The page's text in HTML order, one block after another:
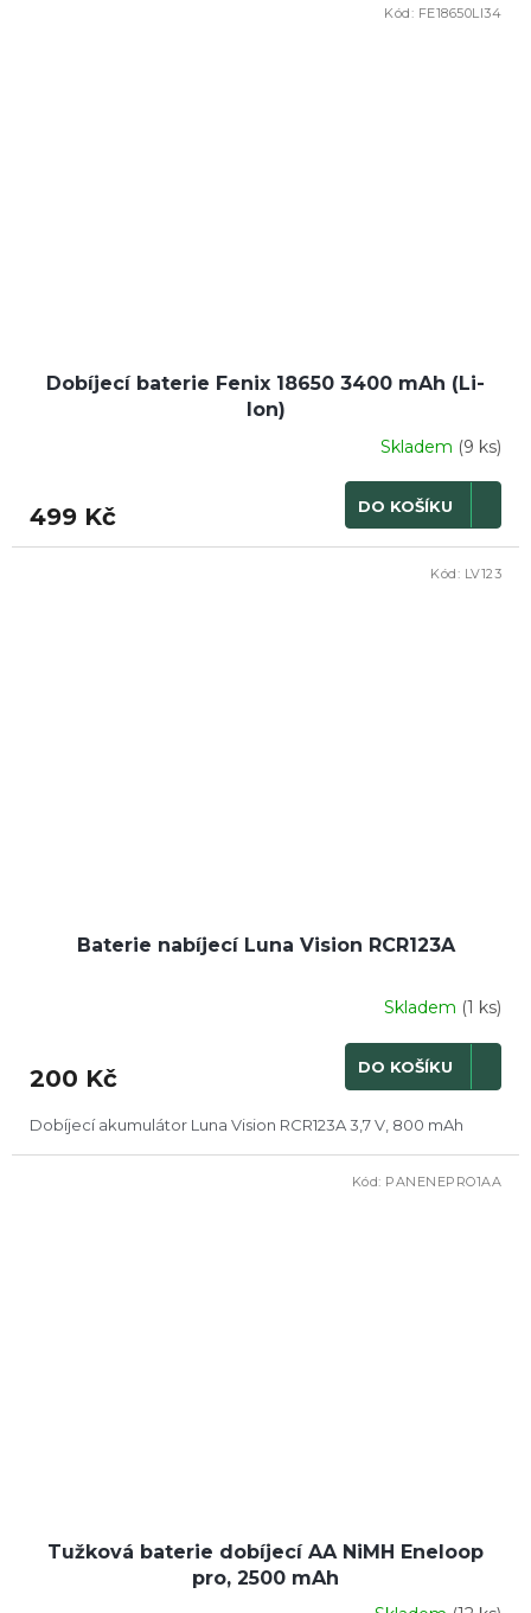
Dobíjecí baterie Fenix 18650 3400 mAh (Li-
Ion)
Skladem (9 ks)
499 Kč DO KOŠÍKU
Kód: FE18650LI34
Baterie nabíjecí Luna Vision RCR123A
Skladem (1 ks)
200 Kč DO KOŠÍKU
Dobíjecí akumulátor Luna Vision RCR123A 3,7 V, 800 mAh
Kód: LV123
Tužková baterie dobíjecí AA NiMH Eneloop
pro, 2500 mAh
Kód: PANENEPRO1AA